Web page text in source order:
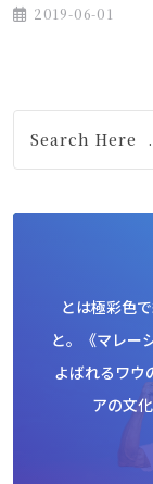
2019-06-01
とは極彩色
と。《マレー
よばれるワウ
アの文